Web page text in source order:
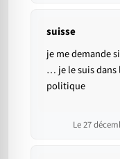
suisse
je me demande
… je le suis
politique
Le 27